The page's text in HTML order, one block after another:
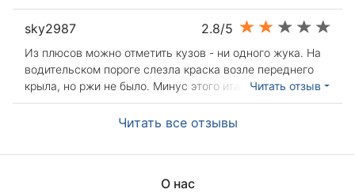
італійський стиль. Ходова- доволі м'яка, для наших
доріг не зовсім те що треба, проте якщо бути
атмосферних, під капотом місця достатньо, щоб долізти
куди завгодно. Коробка - робот, так це найбільший
мінус, якщо любите газувати, при розумному керуванні
служить добре, просто слідкуйте за нею. Розхід
пального - Бест оф зе Бест. Ремонт - не дорога,
зручна. ЛФП - слабке, швидко з'являються сколи,
sky2987 2.8/5
Из плюсов можно отметить кузов - ни одного жука. На
водительском пороге слезла краска возле переднего
крыла, но ржи не было. Минус этого итальянца -
ЭЛЕКТРИКА! это просто кошмар... задние фонари с
периодичностью с месяц приходилось снимать и
жили своей жизнью. датчик пристегнутого ремня
заглушить скрепкой. генератор умер через 2 года перед
Читать отзыв
Читать все отзывы
О нас